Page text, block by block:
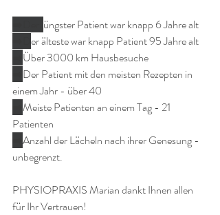
üngster Patient war knapp 6 Jahre alt
er älteste war knapp Patient 95 Jahre alt
Über 3000 km Hausbesuche
Der Patient mit den meisten Rezepten in
einem Jahr - über 40
Meiste Patienten an einem Tag - 21
Patienten
Anzahl der Lächeln nach ihrer Genesung -
unbegrenzt.
PHYSIOPRAXIS Marian dankt Ihnen allen
für Ihr Vertrauen!